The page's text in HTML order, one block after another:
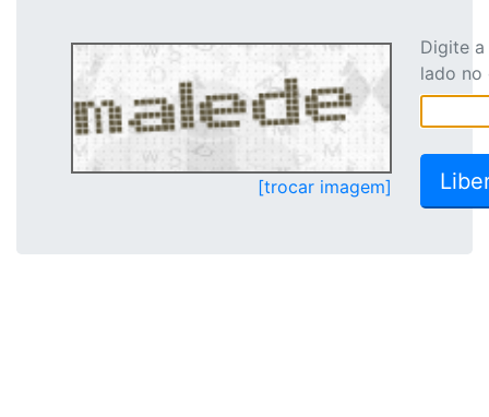
[trocar imagem]
Digite
lado no